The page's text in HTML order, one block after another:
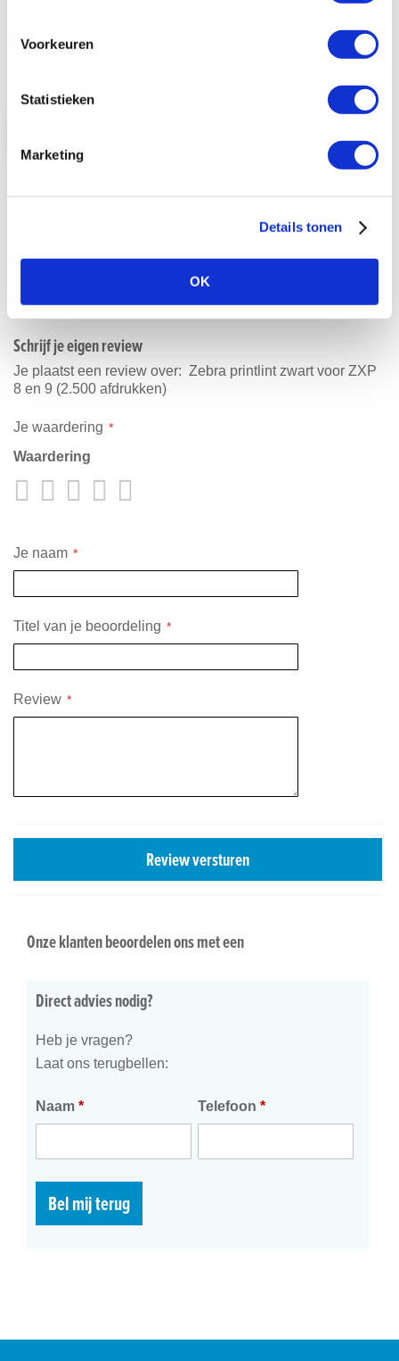
Voorkeuren
Statistieken
Marketing
Details tonen
OK
Reviews
Schrijf je eigen review
Je plaatst een review over: Zebra printlint zwart voor ZXP
8 en 9 (2.500 afdrukken)
Je waardering
Waardering
1
star
2
stars
3
stars
4
stars
Je naam
Titel van je beoordeling
Review
Review versturen
Onze klanten beoordelen ons met een
Direct advies nodig?
Heb je vragen?
Laat ons terugbellen:
Naam * Telefoon *
Bel mij terug